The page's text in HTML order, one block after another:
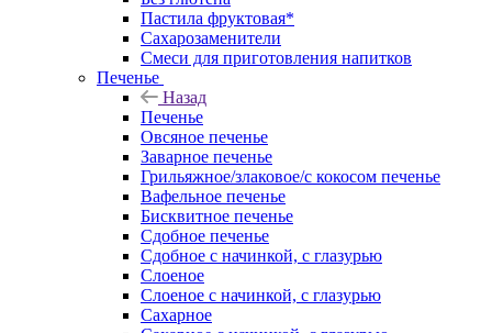
Пастила фруктовая*
Сахарозаменители
Смеси для приготовления напитков
Печенье
Назад
Печенье
Овсяное печенье
Заварное печенье
Грильяжное/злаковое/с кокосом печенье
Вафельное печенье
Бисквитное печенье
Сдобное печенье
Сдобное с начинкой, с глазурью
Слоеное
Слоеное с начинкой, с глазурью
Сахарное